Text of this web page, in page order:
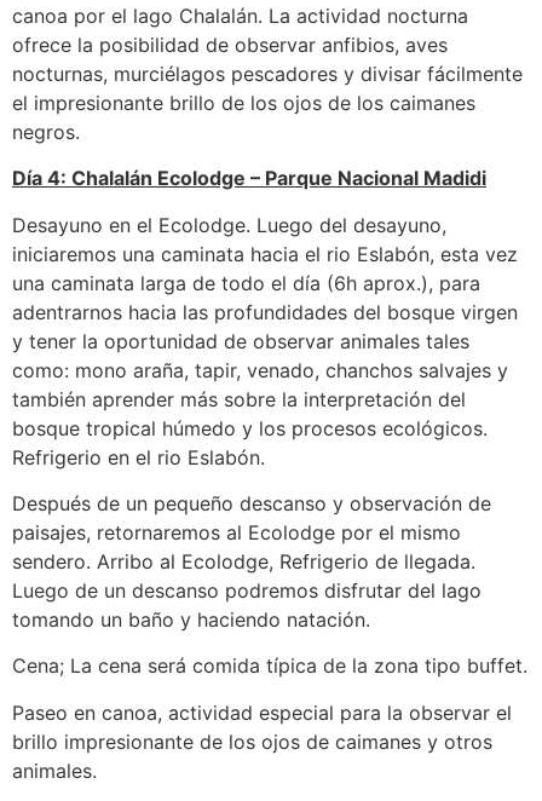
canoa por el lago Chalalán. La actividad nocturna
ofrece la posibilidad de observar anfibios, aves
nocturnas, murciélagos pescadores y divisar fácilmente
el impresionante brillo de los ojos de los caimanes
negros.
Día 4: Chalalán Ecolodge – Parque Nacional Madidi
Desayuno en el Ecolodge. Luego del desayuno,
iniciaremos una caminata hacia el rio Eslabón, esta vez
una caminata larga de todo el día (6h aprox.), para
adentrarnos hacia las profundidades del bosque virgen
y tener la oportunidad de observar animales tales
como: mono araña, tapir, venado, chanchos salvajes y
también aprender más sobre la interpretación del
bosque tropical húmedo y los procesos ecológicos.
Refrigerio en el rio Eslabón.
Después de un pequeño descanso y observación de
paisajes, retornaremos al Ecolodge por el mismo
sendero. Arribo al Ecolodge, Refrigerio de llegada.
Luego de un descanso podremos disfrutar del lago
tomando un baño y haciendo natación.
Cena; La cena será comida típica de la zona tipo buffet.
Paseo en canoa, actividad especial para la observar el
brillo impresionante de los ojos de caimanes y otros
animales.